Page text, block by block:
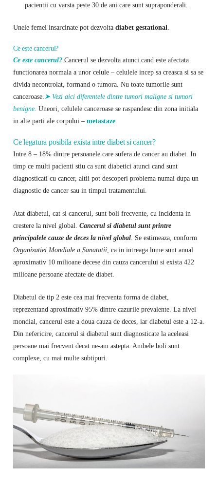
pacientii cu varsta peste 30 de ani care sunt supraponderali.
Unele femei insarcinate pot dezvolta diabet gestational
Ce este cancerul?
Ce este cancerul? Cancerul se dezvolta atunci cand este afectata
functionarea normala a unor celule – celulele incep sa creasca si sa se
divida necontrolat, formand o tumora. Nu toate tumorile sunt
canceroase. ➤ Vezi aici diferentele dintre tumori maligne si tumori
benigne. Uneori, celulele canceroase se raspandesc din zona initiala
in alte parti ale corpului – metastaze.
Ce legatura posibila exista intre diabet si cancer?
Intre 8 – 18% dintre persoanele care sufera de cancer au diabet. In
timp ce multi pacienti stiu ca sunt diabetici atunci cand sunt
diagnosticati cu cancer, altii pot descoperi problema numai dupa un
diagnostic de cancer sau in timpul tratamentului.
Atat diabetul, cat si cancerul, sunt boli frecvente, cu incidenta in
crestere la nivel global. Cancerul si diabetul sunt printre
principalele cauze de deces la nivel global. Se estimeaza, conform
Organizatiei Mondiale a Sanatatii, ca in intreaga lume sunt anual
aproximativ 10 milioane decese din cauza cancerului si exista 422
milioane persoane afectate de diabet.
Diabetul de tip 2 este cea mai frecventa forma de diabet,
reprezentand aproximativ 95% dintre cazurile prevalente. La nivel
mondial, cancerul este a doua cauza de deces, iar diabetul este a 12-a.
Din nefericire, cancerul si diabetul sunt diagnosticate la aceleasi
persoane mai frecvent decat ne-am astepta. Ambele boli sunt
complexe, cu mai multe subtipuri.